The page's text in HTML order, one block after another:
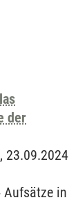
der
, 23.09.2024
Aufsätze in